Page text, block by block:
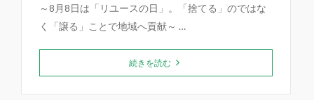
～8月8日は「リユースの日」。「捨てる」のではな
く「譲る」ことで地域へ貢献～ …
続きを読む